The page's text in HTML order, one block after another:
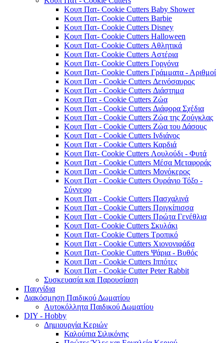
Κουπ Πατ- Cookie Cutters Baby Shower
Κουπ Πατ- Cookie Cutters Barbie
Κουπ Πατ- Cookie Cutters Disney
Κουπ Πατ- Cookie Cutters Halloween
Κουπ Πατ- Cookie Cutters Αθλητικά
Κουπ Πατ- Cookie Cutters Αστέρια
Κουπ Πατ- Cookie Cutters Γοργόνα
Κουπ Πατ- Cookie Cutters Γράμματα - Αριθμοί
Κουπ Πατ - Cookie Cutters Δεινόσαυρος
Κουπ Πατ - Cookie Cutters Διάστημα
Κουπ Πατ - Cookie Cutters Ζώα
Κουπ Πατ - Cookie Cutters Διάφορα Σχέδια
Κουπ Πατ - Cookie Cutters Ζώα της Ζούγκλας
Κουπ Πατ - Cookie Cutters Ζώα του Δάσους
Κουπ Πατ - Cookie Cutters Ινδιάνος
Κουπ Πατ - Cookie Cutters Καρδιά
Κουπ Πατ- Cookie Cutters Λουλούδι - Φυτά
Κουπ Πατ - Cookie Cutters Μέσα Μεταφοράς
Κουπ Πατ - Cookie Cutters Μονόκερος
Κουπ Πατ - Cookie Cutters Ουράνιο Τόξο -
Σύννεφο
Κουπ Πατ - Cookie Cutters Πασχαλινά
Κουπ Πατ - Cookie Cutters Πριγκίπισσα
Κουπ Πατ - Cookie Cutters Πρώτα Γενέθλια
Κουπ Πατ- Cookie Cutters Σκυλάκι
Κουπ Πατ- Cookie Cutters Τροπικό
Κουπ Πατ - Cookie Cutters Χιονονιφάδα
Κουπ Πατ- Cookie Cutters Ψάρια - Βυθός
Κουπ Πατ - Cookie Cutters Ιππότες
Κουπ Πατ - Cookie Cutter Peter Rabbit
Συσκευασία και Παρουσίαση
Παιχνίδια
Διακόσμηση Παιδικού Δωματίου
Αυτοκόλλητα Παιδικού Δωματίου
DIY - Hobby
Δημιουργία Κεριών
Καλούπια Σιλικόνης